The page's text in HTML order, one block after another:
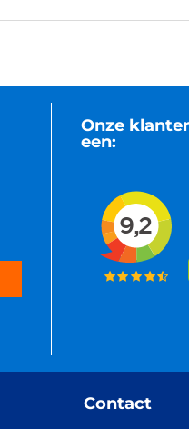
Onze
een:
Contact